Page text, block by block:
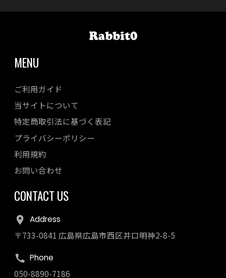
MENU
ご利用ガイド
当サイトについて
特定商取引法に基づく表記
プライバシーポリシー
利用規約
お問い合わせ
CONTACT US
Address
〒733-0841 広島県広島市西区井口明神2-8-5
Phone
050-8890-7186